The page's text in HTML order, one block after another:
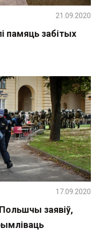
памяць забітых
21.09.2020
заявіў,
17.09.2020